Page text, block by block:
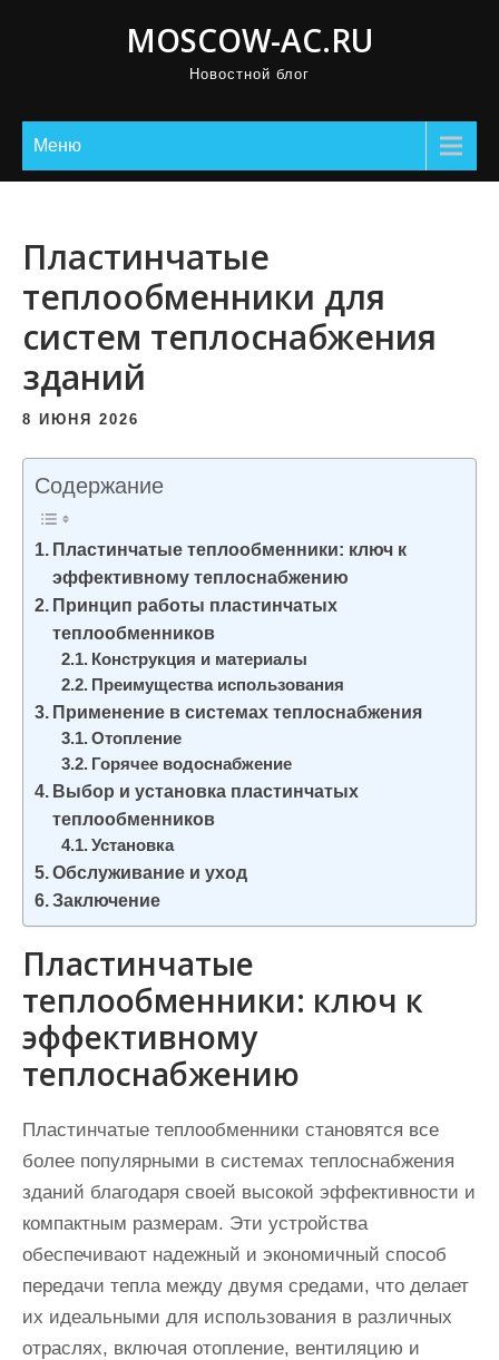
MOSCOW-AC.RU
Новостной блог
Меню
Пластинчатые
теплообменники для
систем теплоснабжения
зданий
8 ИЮНЯ 2026
Содержание
Пластинчатые теплообменники: ключ к
эффективному теплоснабжению
Принцип работы пластинчатых
теплообменников
Конструкция и материалы
Преимущества использования
Применение в системах теплоснабжения
Отопление
Горячее водоснабжение
Выбор и установка пластинчатых
теплообменников
Установка
Обслуживание и уход
Заключение
Пластинчатые
теплообменники: ключ к
эффективному
теплоснабжению
Пластинчатые теплообменники становятся все
более популярными в системах теплоснабжения
зданий благодаря своей высокой эффективности и
компактным размерам. Эти устройства
обеспечивают надежный и экономичный способ
передачи тепла между двумя средами, что делает
их идеальными для использования в различных
отраслях, включая отопление, вентиляцию и